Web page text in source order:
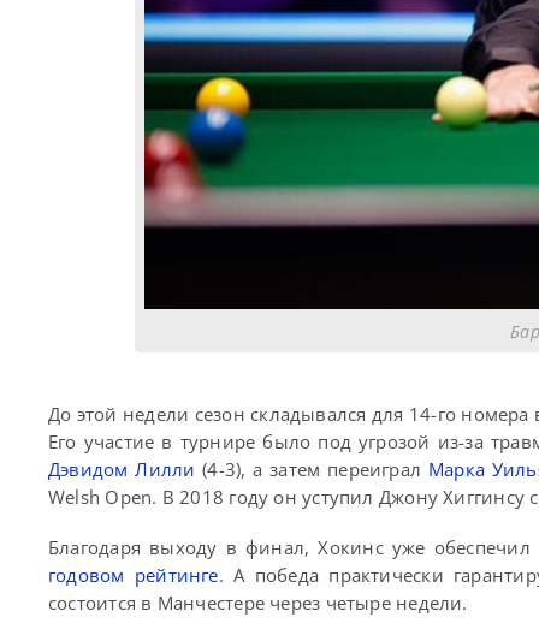
До этой недели сезон складывался для 14-го
Его участие в турнире было под угрозой из-за
Дэвидом Лилли (4-3), а затем переиграл Марка
Welsh Open. В 2018 году он уступил Джону Хиггинсу
Благодаря выходу в финал, Хокинс уже
годовом рейтинге. А победа практически
состоится в Манчестере через четыре недели.